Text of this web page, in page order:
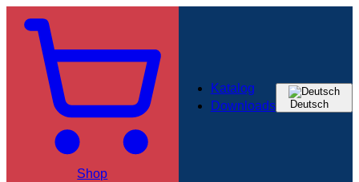
Inhalt
springen
Shop
Katalog
Downloads
Deutsch